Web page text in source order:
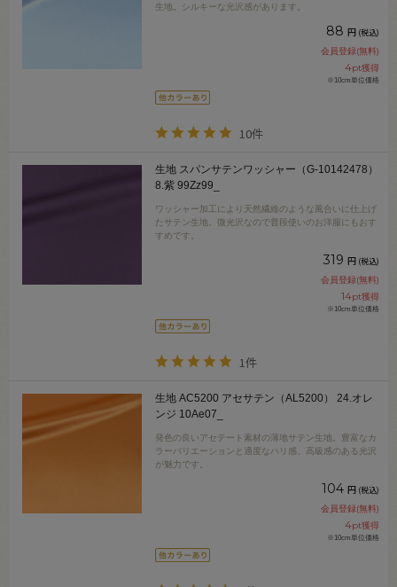
生地。シルキーな光沢感があります。
88 円 (税込)
会員登録(無料)
4pt獲得
※10cm単位価格
10件
生地 スパンサテンワッシャー（G-10142478）
8.紫 99Zz99_
ワッシャー加工により天然繊維のような風合いに仕上げ
たサテン生地。微光沢なので普段使いのお洋服にもおす
すめです。
319 円 (税込)
会員登録(無料)
14pt獲得
※10cm単位価格
1件
生地 AC5200 アセサテン（AL5200） 24.オレ
ンジ 10Ae07_
発色の良いアセテート素材の薄地サテン生地。豊富なカ
ラーバリエーションと適度なハリ感、高級感のある光沢
が魅力です。
104 円 (税込)
会員登録(無料)
4pt獲得
※10cm単位価格